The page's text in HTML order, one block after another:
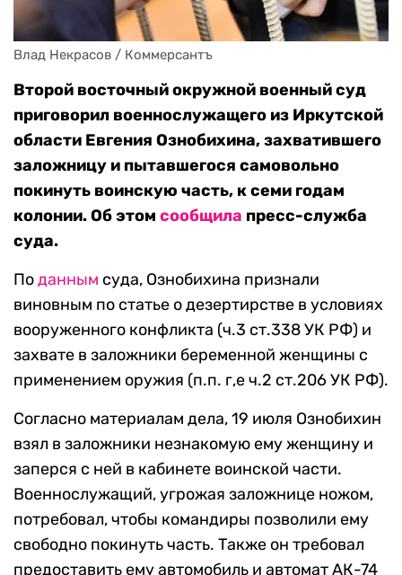
Влад Некрасов / Коммерсантъ
Второй восточный окружной военный суд
приговорил военнослужащего из Иркутской
области Евгения Ознобихина, захватившего
заложницу и пытавшегося самовольно
покинуть воинскую часть, к семи годам
колонии. Об этом сообщила пресс-служба
суда.
Поданным суда, Ознобихина признали
виновным по статье о дезертирстве в условиях
вооруженного конфликта (ч.3 ст.338 УК РФ) и
захвате в заложники беременной женщины с
применением оружия (п.п. г,е ч.2 ст.206 УК РФ).
Согласно материалам дела, 19 июля Ознобихин
взял в заложники незнакомую ему женщину и
заперся с ней в кабинете воинской части.
Военнослужащий, угрожая заложнице ножом,
потребовал, чтобы командиры позволили ему
свободно покинуть часть. Также он требовал
предоставить ему автомобиль и автомат АК-74